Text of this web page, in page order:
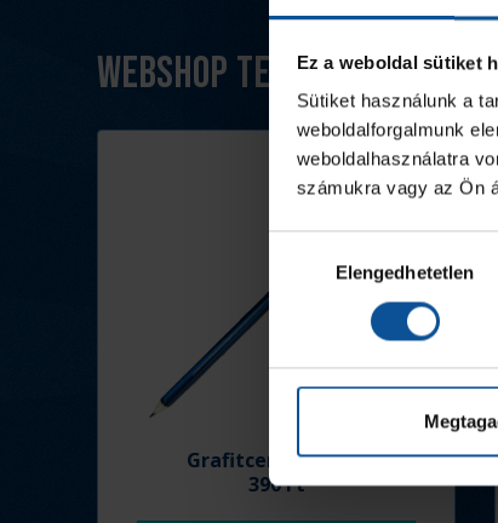
Ez a weboldal sütiket
Sütiket használunk a
weboldalforgalmunk
weboldalhasználatra
számukra vagy az Ön
kiválasztásaElengedhetetlen
Webshop termékek
Grafitceruza 25/26
390 Ft